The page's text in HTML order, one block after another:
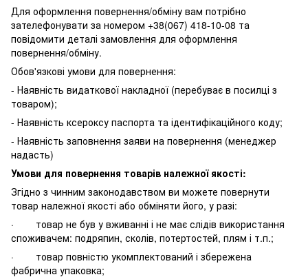
Для оформлення повернення/обміну вам потрібно
зателефонувати за номером +38(067) 418-10-08 та
повідомити деталі замовлення для оформлення
повернення/обміну.
Обов'язкові умови для повернення:
- Наявність видаткової накладної (перебуває в посилці з
товаром);
- Наявність ксероксу паспорта та ідентифікаційного коду;
- Наявність заповнення заяви на повернення (менеджер
надасть)
Умови для повернення товарів належної якості:
Згідно з чинним законодавством ви можете повернути
товар належної якості або обміняти його, у разі:
· товар не був у вживанні і не має слідів використання
споживачем: подряпин, сколів, потертостей, плям і т.п.;
· товар повністю укомплектований і збережена
фабрична упаковка;